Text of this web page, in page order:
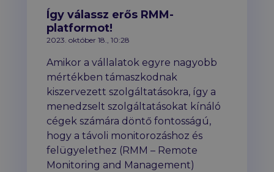
Így válassz erős RMM-
platformot!
2023. október 18., 10:28
Amikor a vállalatok egyre nagyobb
mértékben támaszkodnak
kiszervezett szolgáltatásokra, így a
menedzselt szolgáltatásokat kínáló
cégek számára döntő fontosságú,
hogy a távoli monitorozáshoz és
felügyelethez (RMM – Remote
Monitoring and Management)